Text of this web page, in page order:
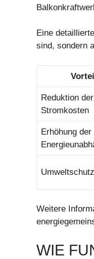
Eine detaillierte
sind, sondern
Reduktion der
Stromkosten
Erhöhung der
Umweltschutz
Weitere
WIE